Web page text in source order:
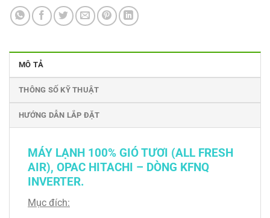
MÔ TẢ
THÔNG SỐ KỸ THUẬT
HƯỚNG DẪN LẮP ĐẶT
MÁY LẠNH 100% GIÓ TƯƠI (ALL FRESH
AIR), OPAC HITACHI – DÒNG KFNQ
INVERTER.
Mục đích: